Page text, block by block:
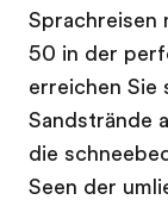
Sprachreisen
50 in der
erreichen Sie
Sandstrände
die
Seen der